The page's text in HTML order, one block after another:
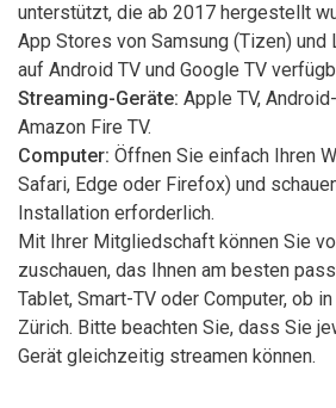
unterstützt, die ab 2017 hergestellt
App Stores von Samsung (Tizen) und
auf Android TV und Google TV
Streaming-Geräte: Apple TV,
Amazon Fire TV.
Computer: Öffnen Sie einfach Ihren
Safari, Edge oder Firefox) und
Installation erforderlich.
Mit Ihrer Mitgliedschaft können Sie
zuschauen, das Ihnen am besten
Tablet, Smart-TV oder Computer, ob
Zürich. Bitte beachten Sie, dass Sie
Gerät gleichzeitig streamen können.